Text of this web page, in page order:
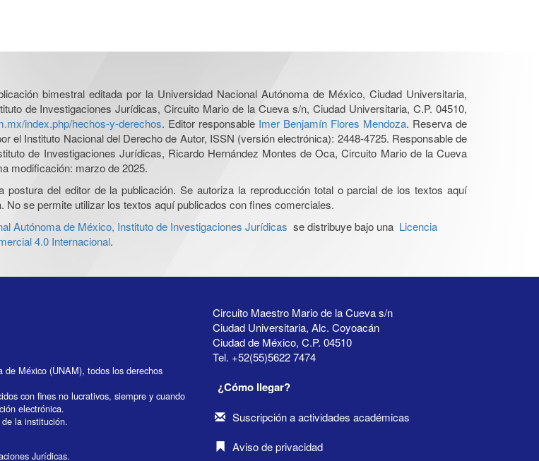
bimestral editada por la Universidad Nacional Autónoma de México, Ciudad Universitaria,
de Investigaciones Jurídicas, Circuito Mario de la Cueva s/n, Ciudad Universitaria, C.P. 04510,
index.php/hechos-y-derechos. Editor responsable Imer Benjamín Flores Mendoza. Reserva de
el Instituto Nacional del Derecho de Autor, ISSN (versión electrónica): 2448-4725. Responsable de
de Investigaciones Jurídicas, Ricardo Hernández Montes de Oca, Circuito Mario de la Cueva
modificación: marzo de 2025.
del editor de la publicación. Se autoriza la reproducción total o parcial de los textos aquí
se permite utilizar los textos aquí publicados con fines comerciales.
Autónoma de México, Instituto de Investigaciones Jurídicas se distribuye bajo una Licencia
4.0 Internacional.
México (UNAM), todos los derechos
con fines no lucrativos, siempre y cuando
electrónica.
la institución.
Jurídicas.
Circuito Maestro Mario de la Cueva s/n
Ciudad Universitaria, Alc. Coyoacán
Ciudad de México, C.P. 04510
Tel. +52(55)5622 7474
¿Cómo llegar?
Suscripción a actividades académicas
Aviso de privacidad